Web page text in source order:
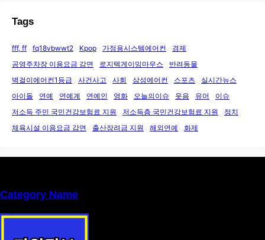
Tags
fff, ff fq18vbwwt2 Kpop 가정용시스템에어컨
경제
공영주차장 이용요금 감면
로지텍게이밍마우스
반려동물
벽걸이에어컨1등급
사건사고 사회 삼성에어컨 스포츠
실시간뉴스
아이돌
연예 연예계 연예인 영화 오늘의이슈 웃음 유머
이슈
저소득 주민 국민건강보험료 지원
저소득층 국민건강보험료 지원
정치
체육시설 이용요금 감면
출산장려금 지원 해외연예 화제
Category Name